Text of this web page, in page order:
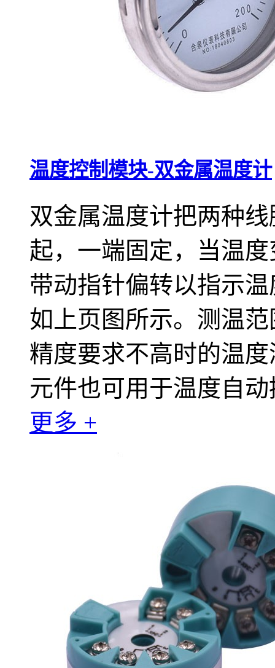
温度控制模块-双金属温度计
双金属温度计把两种
起，一端固定，当温
带动指针偏转以指示
如上页图所示。测温
精度要求不高时的温
元件也可用于温度自
更多 +